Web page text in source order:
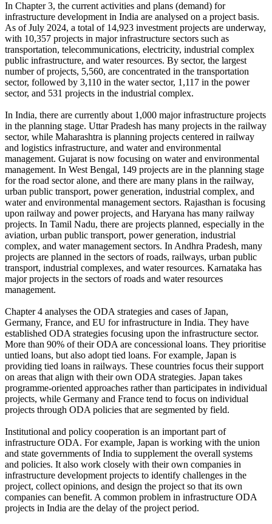
In Chapter 3, the current activities and plans (demand) for
infrastructure development in India are analysed on a project basis.
As of July 2024, a total of 14,923 investment projects are underway,
with 10,357 projects in major infrastructure sectors such as
transportation, telecommunications, electricity, industrial complex
public infrastructure, and water resources. By sector, the largest
number of projects, 5,560, are concentrated in the transportation
sector, followed by 3,110 in the water sector, 1,117 in the power
sector, and 531 projects in the industrial complex.
In India, there are currently about 1,000 major infrastructure projects
in the planning stage. Uttar Pradesh has many projects in the railway
sector, while Maharashtra is planning projects centered in railway
and logistics infrastructure, and water and environmental
management. Gujarat is now focusing on water and environmental
management. In West Bengal, 149 projects are in the planning stage
for the road sector alone, and there are many plans in the railway,
urban public transport, power generation, industrial complex, and
water and environmental management sectors. Rajasthan is focusing
upon railway and power projects, and Haryana has many railway
projects. In Tamil Nadu, there are projects planned, especially in the
aviation, urban public transport, power generation, industrial
complex, and water management sectors. In Andhra Pradesh, many
projects are planned in the sectors of roads, railways, urban public
transport, industrial complexes, and water resources. Karnataka has
major projects in the sectors of roads and water resources
management.
Chapter 4 analyses the ODA strategies and cases of Japan,
Germany, France, and EU for infrastructure in India. They have
established ODA strategies focusing upon the infrastructure sector.
More than 90% of their ODA are concessional loans. They prioritise
untied loans, but also adopt tied loans. For example, Japan is
providing tied loans in railways. These countries focus their support
on areas that align with their own ODA strategies. Japan takes
programme-oriented approaches rather than participates in individual
projects, while Germany and France tend to focus on individual
projects through ODA policies that are segmented by field.
Institutional and policy cooperation is an important part of
infrastructure ODA. For example, Japan is working with the union
and state governments of India to supplement the overall systems
and policies. It also work closely with their own companies in
infrastructure development projects to identify challenges in the
project, collect opinions, and design the project so that its own
companies can benefit. A common problem in infrastructure ODA
projects in India are the delay of the project period.